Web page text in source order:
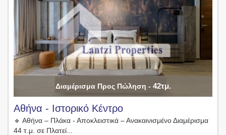
Διαμέρισμα Προς Πώληση - 42τμ.
Αθήνα - Ιστορικό Κέντρο
🔹 Αθήνα – Πλάκα - Αποκλειστικά – Ανακαινισμένο Διαμέρισμα
44 τ.μ. σε Πλατεί...